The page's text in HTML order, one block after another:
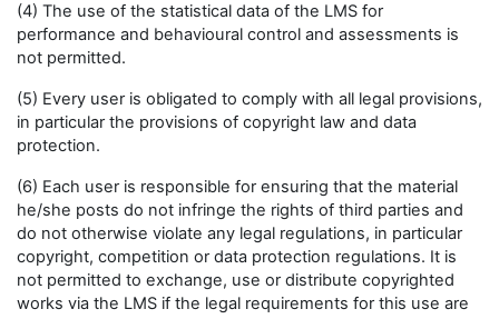
(4) The use of the statistical data of the LMS for
performance and behavioural control and assessments is
not permitted.
(5) Every user is obligated to comply with all legal provisions,
in particular the provisions of copyright law and data
protection.
(6) Each user is responsible for ensuring that the material
he/she posts do not infringe the rights of third parties and
do not otherwise violate any legal regulations, in particular
copyright, competition or data protection regulations. It is
not permitted to exchange, use or distribute copyrighted
works via the LMS if the legal requirements for this use are